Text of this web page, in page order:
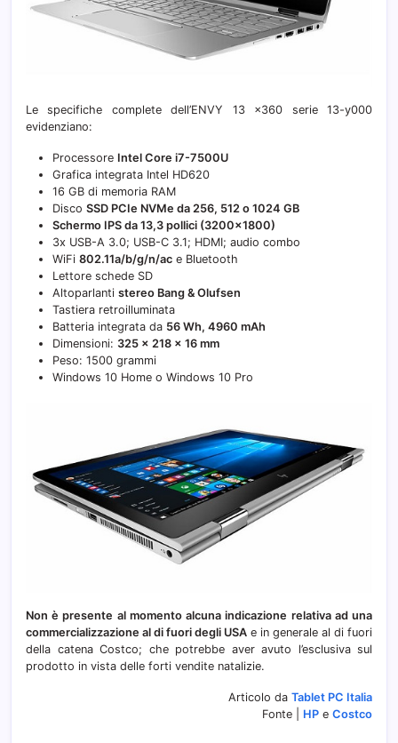
Le specifiche complete dell’ENVY 13 x360 serie 13-y000
evidenziano:
Processore Intel Core i7-7500U
Grafica integrata Intel HD620
16 GB di memoria RAM
Disco SSD PCIe NVMe da 256, 512 o 1024 GB
Schermo IPS da 13,3 pollici (3200×1800)
3x USB-A 3.0; USB-C 3.1; HDMI; audio combo
WiFi 802.11a/b/g/n/ac e Bluetooth
Lettore schede SD
Altoparlanti stereo Bang & Olufsen
Tastiera retroilluminata
Batteria integrata da 56 Wh, 4960 mAh
Dimensioni: 325 x 218 x 16 mm
Peso: 1500 grammi
Windows 10 Home o Windows 10 Pro
Non è presente al momento alcuna indicazione relativa ad una
commercializzazione al di fuori degli USA e in generale al di fuori
della catena Costco; che potrebbe aver avuto l’esclusiva sul
prodotto in vista delle forti vendite natalizie.
Articolo da Tablet PC Italia
Fonte | HP e Costco